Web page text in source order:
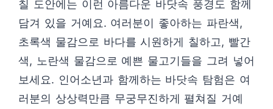
칠 도안에는 이런 아름다운 바닷속 풍경도 함께
담겨 있을 거예요. 여러분이 좋아하는 파란색,
초록색 물감으로 바다를 시원하게 칠하고, 빨간
색, 노란색 물감으로 예쁜 물고기들을 그려 넣어
보세요. 인어소년과 함께하는 바닷속 탐험은 여
러분의 상상력만큼 무궁무진하게 펼쳐질 거예